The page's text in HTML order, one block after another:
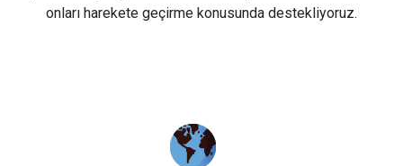
onları harekete geçirme konusunda destekliyoruz.